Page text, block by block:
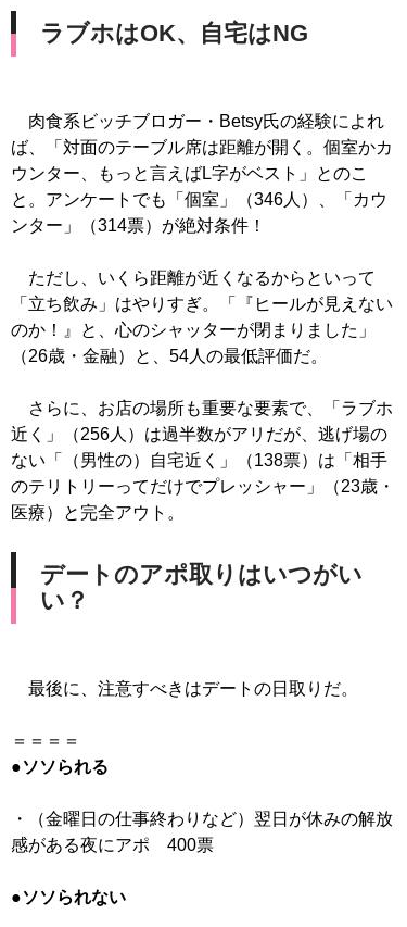
ラブホはOK、自宅はNG
肉食系ビッチブロガー・Betsy氏の経験によれ
ば、「対面のテーブル席は距離が開く。個室かカ
ウンター、もっと言えばL字がベスト」とのこ
と。アンケートでも「個室」（346人）、「カウ
ンター」（314票）が絶対条件！
ただし、いくら距離が近くなるからといって
「立ち飲み」はやりすぎ。「『ヒールが見えない
のか！』と、心のシャッターが閉まりました」
（26歳・金融）と、54人の最低評価だ。
さらに、お店の場所も重要な要素で、「ラブホ
近く」（256人）は過半数がアリだが、逃げ場の
ない「（男性の）自宅近く」（138票）は「相手
のテリトリーってだけでプレッシャー」（23歳・
医療）と完全アウト。
デートのアポ取りはいつがい
い？
最後に、注意すべきはデートの日取りだ。
●ソソられる
・（金曜日の仕事終わりなど）翌日が休みの解放
感がある夜にアポ 400票
●ソソられない